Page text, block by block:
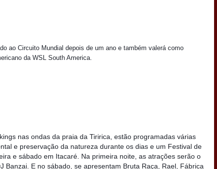
ao Circuito Mundial depois de um ano e também valerá como
da WSL South America.
nas ondas da praia da Tiririca, estão programadas várias
e preservação da natureza durante os dias e um Festival de
e sábado em Itacaré. Na primeira noite, as atrações serão o
Banzai. E no sábado, se apresentam Bruta Raça, Rael, Fábrica